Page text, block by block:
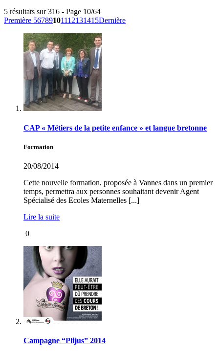
5 résultats sur 316 - Page 10/64
Première 56789101112131415Dernière
CAP « Métiers de la petite enfance » et langue bretonne
Formation
20/08/2014
Cette nouvelle formation, proposée à Vannes dans un premier
temps, permettra aux personnes souhaitant devenir Agent
Spécialisé des Ecoles Maternelles [...]
Lire la suite
0
Campagne “Plijus” 2014